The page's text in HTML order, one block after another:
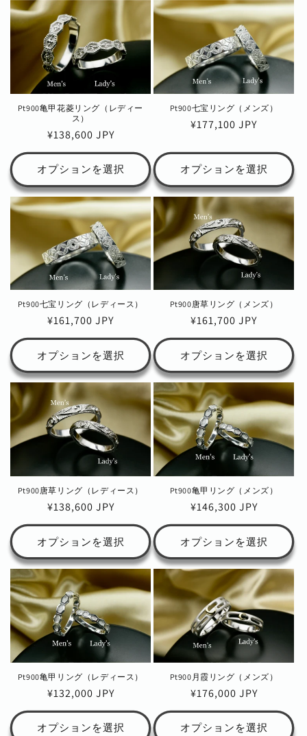
Pt900亀甲花菱リング（レディー
ス）
通
常
価
格
¥138,600 JPY
オプションを選択
Pt900七宝リング（メンズ）
通
価
格
¥177,100 JPY
オプションを選択
Pt900七宝リング（レディース）
通
常
価
格
¥161,700 JPY
オプションを選択
Pt900唐草リング（メンズ）
通
常
価
格
¥161,700 JPY
オプションを選択
Pt900唐草リング（レディース）
通
常
価
格
¥138,600 JPY
オプションを選択
Pt900亀甲リング（メンズ）
通
常
価
格
¥146,300 JPY
オプションを選択
Pt900亀甲リング（レディース）
通
常
価
¥132,000 JPY
オプションを選択
Pt900月霞リング（メンズ）
通
常
価
¥176,000 JPY
オプションを選択